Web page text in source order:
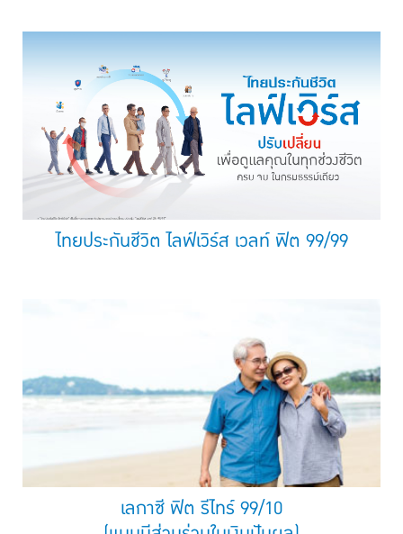
ไทยประกันชีวิต ไลฟ์เวิร์ส เวลท์ ฟิต 99/99
เลกาซี ฟิต รีไทร์ 99/10